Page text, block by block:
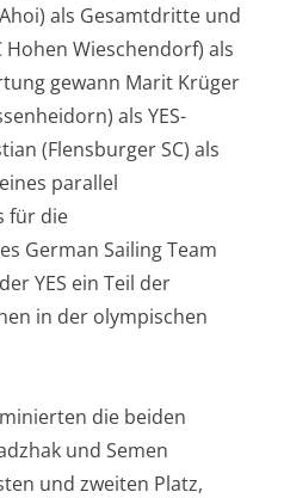
als Gesamtdritte und
Wieschendorf) als
gewann Marit Krüger
als YES-
(Flensburger SC) als
parallel
für die
German Sailing Team
YES ein Teil der
in der olympischen
die beiden
und Semen
und zweiten Platz,